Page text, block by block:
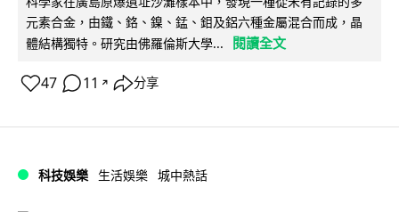
元素合金，由鐵、鉻、鎳、錳、鉬及鋁六種金屬混合而成，晶
體結構獨特。研究由佛羅倫斯大學...
閱讀全文
47 11 ↗ 分享
科技娛樂 生活娛樂 城中熱話